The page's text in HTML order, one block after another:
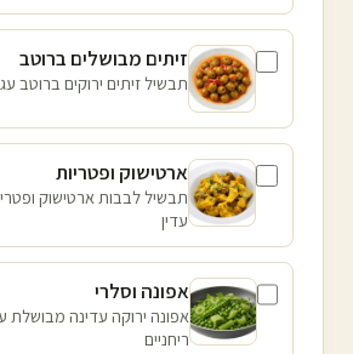
זיתים מבושלים ברוטב
תבשיל זיתים ירוקים ברוטב
ארטישוק ופטריות
תבשיל לבבות ארטישוק
עדין
אפונה וסלרי
אפונה ירוקה עדינה מבושלת
ריחניים